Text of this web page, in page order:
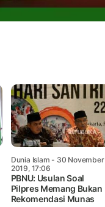
Dunia Islam - 30 November
2019, 17:06
PBNU: Usulan Soal
Pilpres Memang Bukan
Rekomendasi Munas